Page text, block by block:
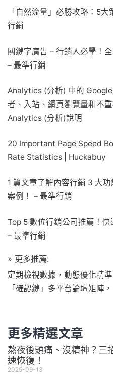
「自然流量」必勝攻略：5
行銷
關鍵字廣告 – 行銷人必學！
– 最準行銷
Analytics (分析) 中的
者、入站、網頁瀏覽量和不
Analytics (分析)說明
20 Important Page Speed
Rate Statistics | Huckabuy
1 篇文章了解內容行銷 3 大
案例！ – 最準行銷
Top 5 數位行銷公司推薦！
– 最準行銷
» 更多推薦:
定期檢視數據，動態優化精
「確認鍵」多平台論壇矩陣
更多精選文章
熬夜後頭痛、沒精神？三
速恢復！
2025-09-13